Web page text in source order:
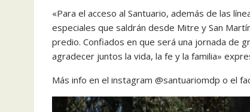
«Para el acceso al Santuario, además de las
especiales que saldrán desde Mitre y San
predio. Confiados en que será una jornada de
agradecer juntos la vida, la fe y la familia»
Más info en el instagram @santuariomdp o el